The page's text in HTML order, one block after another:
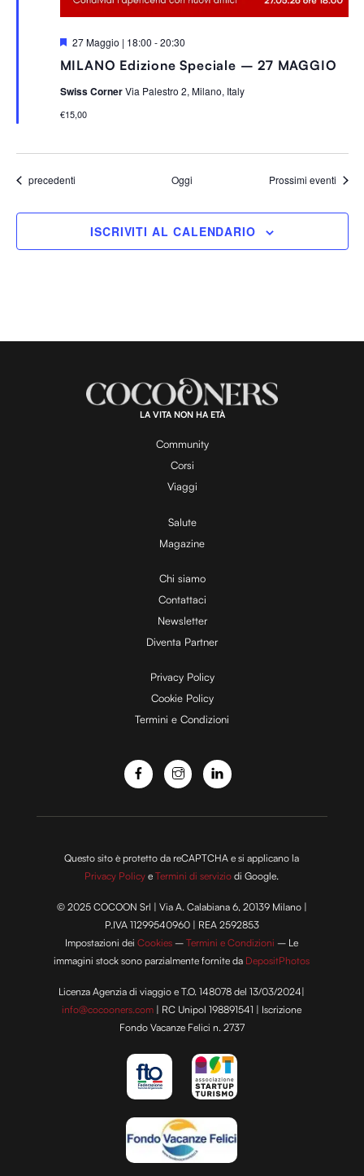
MILANO Edizione Speciale – 27 MAGGIO
S
g
a
a
27 Maggio | 18:00 -20:30
Swiss CornerVia Palestro 2, Milano, Italy
€15,00
Eventi
precedenti Oggi Prossimi eventi
ISCRIVITI AL CALENDARIO
LA VITA NON HA ETÀ
Community
Corsi
Viaggi
Salute
Magazine
Chi siamo
Contattaci
Newsletter
Diventa Partner
Privacy Policy
Cookie Policy
Termini e Condizioni
Questo sito è protetto da reCAPTCHA e si applicano la
Privacy Policy eTermini di servizio di Google.
© 2025 COCOON Srl | Via A. Calabiana 6, 20139 Milano |
P.IVA 11299540960 | REA 2592853
Impostazioni deiCookies –Termini e Condizioni – Le
immagini stock sono parzialmente fornite da DepositPhotos
Licenza Agenzia di viaggio e T.O. 148078 del 13/03/2024|
info@cocooners.com | RC Unipol 198891541 | Iscrizione
Fondo Vacanze Felici n. 2737